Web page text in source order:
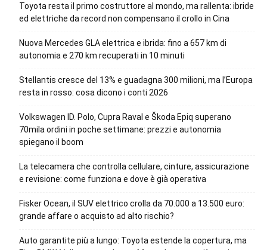
Toyota resta il primo costruttore al mondo, ma rallenta: ibride
ed elettriche da record non compensano il crollo in Cina
Nuova Mercedes GLA elettrica e ibrida: fino a 657 km di
autonomia e 270 km recuperati in 10 minuti
Stellantis cresce del 13% e guadagna 300 milioni, ma l’Europa
resta in rosso: cosa dicono i conti 2026
Volkswagen ID. Polo, Cupra Raval e Škoda Epiq superano
70mila ordini in poche settimane: prezzi e autonomia
spiegano il boom
La telecamera che controlla cellulare, cinture, assicurazione
e revisione: come funziona e dove è già operativa
Fisker Ocean, il SUV elettrico crolla da 70.000 a 13.500 euro:
grande affare o acquisto ad alto rischio?
Auto garantite più a lungo: Toyota estende la copertura, ma